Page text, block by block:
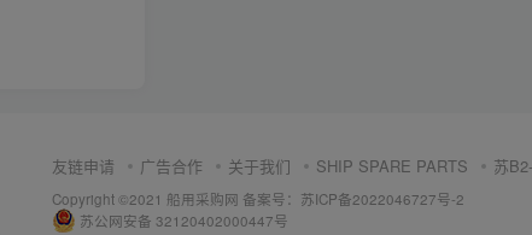
友链申请 广告合作 关于我们 SHIP SPARE PARTS 苏
Copyright ©2021 船用采购网 备案号：苏ICP备2022046727号-2
苏公网安备 32120402000447号